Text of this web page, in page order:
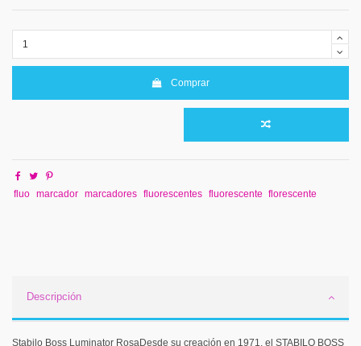
Comprar
fluo marcador marcadores fluorescentes fluorescente florescente
Descripción
Stabilo Boss Luminator RosaDesde su creación en 1971, el STABILO BOSS